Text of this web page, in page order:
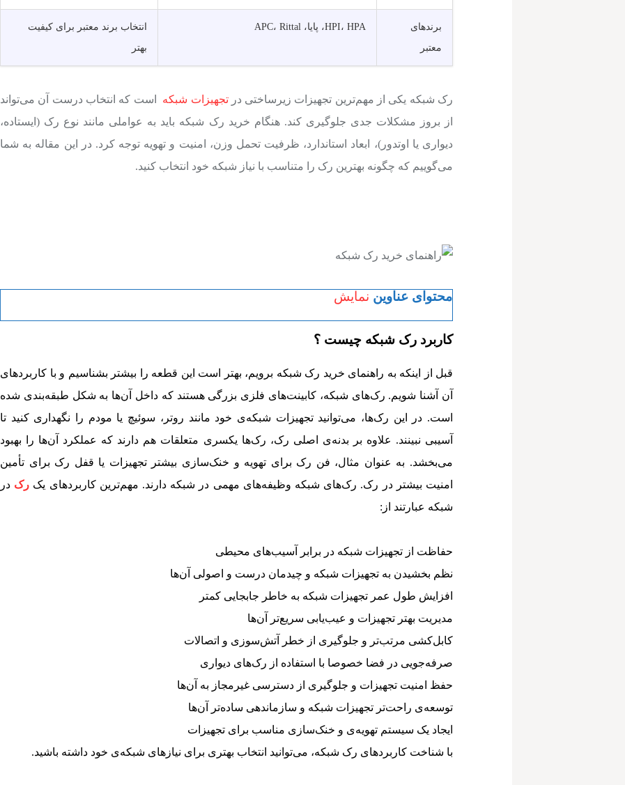
برندهای
معتبر
HPI، HPA، پایا، APC، Rittal
انتخاب برند معتبر برای کیفیت
بهتر
رک شبکه یکی از مهم‌ترین تجهیزات زیرساختی درتجهیزات شبکه
است که انتخاب درست آن می‌تواند
از بروز مشکلات جدی جلوگیری کند. هنگام خرید رک شبکه باید به عواملی مانند نوع رک (ایستاده،
دیواری یا اوتدور)، ابعاد استاندارد، ظرفیت تحمل وزن، امنیت و تهویه توجه کرد. در این مقاله به شما
می‌گوییم که چگونه بهترین رک را متناسب با نیاز شبکه خود انتخاب کنید.
محتوای عناوین نمایش
کاربرد رک شبکه چیست ؟
قبل از اینکه به راهنمای خرید رک شبکه برویم، بهتر است این قطعه را بیشتر بشناسیم و با کاربردهای
آن آشنا شویم. رک‌های شبکه، کابینت‌های فلزی بزرگی هستند که داخل آن‌ها به شکل طبقه‌بندی شده
است. در این رک‌ها، می‌توانید تجهیزات شبکه‌ی خود مانند روتر، سوئیچ یا مودم را نگهداری کنید تا
آسیبی نبینند. علاوه بر بدنه‌ی اصلی رک، رک‌ها یکسری متعلقات هم دارند که عملکرد آن‌ها را بهبود
می‌بخشد. به عنوان مثال، فن رک برای تهویه و خنک‌سازی بیشتر تجهیزات یا قفل رک برای تأمین
امنیت بیشتر در رک. رک‌های شبکه وظیفه‌های مهمی در شبکه دارند. مهم‌ترین کاربردهای یک رک در
شبکه عبارتند از:
حفاظت از تجهیزات شبکه در برابر آسیب‌های محیطی
نظم بخشیدن به تجهیزات شبکه و چیدمان درست و اصولی آن‌ها
افزایش طول عمر تجهیزات شبکه به خاطر جابجایی کمتر
مدیریت بهتر تجهیزات و عیب‌یابی سریع‌تر آن‌ها
کابل‌کشی مرتب‌تر و جلوگیری از خطر آتش‌سوزی و اتصالات
صرفه‌جویی در فضا خصوصا با استفاده از رک‌های دیواری
حفظ امنیت تجهیزات و جلوگیری از دسترسی غیرمجاز به آن‌ها
توسعه‌ی راحت‌تر تجهیزات شبکه و سازماندهی ساده‌تر آن‌ها
ایجاد یک سیستم تهویه‌ی و خنک‌سازی مناسب برای تجهیزات
با شناخت کاربردهای رک شبکه، می‌توانید انتخاب بهتری برای نیازهای شبکه‌ی خود داشته باشید.